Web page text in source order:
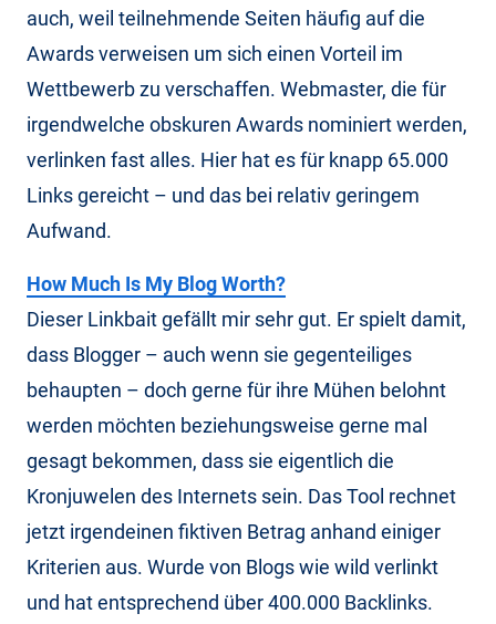
auch, weil teilnehmende Seiten häufig auf die
Awards verweisen um sich einen Vorteil im
Wettbewerb zu verschaffen. Webmaster, die für
irgendwelche obskuren Awards nominiert werden,
verlinken fast alles. Hier hat es für knapp 65.000
Links gereicht – und das bei relativ geringem
Aufwand.
How Much Is My Blog Worth?
Dieser Linkbait gefällt mir sehr gut. Er spielt damit,
dass Blogger – auch wenn sie gegenteiliges
behaupten – doch gerne für ihre Mühen belohnt
werden möchten beziehungsweise gerne mal
gesagt bekommen, dass sie eigentlich die
Kronjuwelen des Internets sein. Das Tool rechnet
jetzt irgendeinen fiktiven Betrag anhand einiger
Kriterien aus. Wurde von Blogs wie wild verlinkt
und hat entsprechend über 400.000 Backlinks.